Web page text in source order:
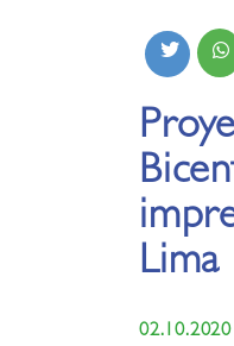
Lima
02.10.2020